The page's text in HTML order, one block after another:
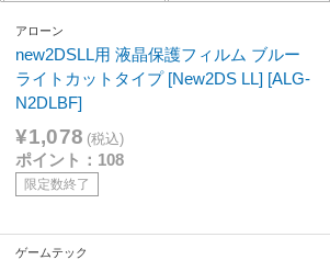
アローン
new2DSLL用 液晶保護フィルム ブルー
ライトカットタイプ [New2DS LL] [ALG-
N2DLBF]
¥1,078 (税込)
ポイント：108
限定数終了
ゲームテック